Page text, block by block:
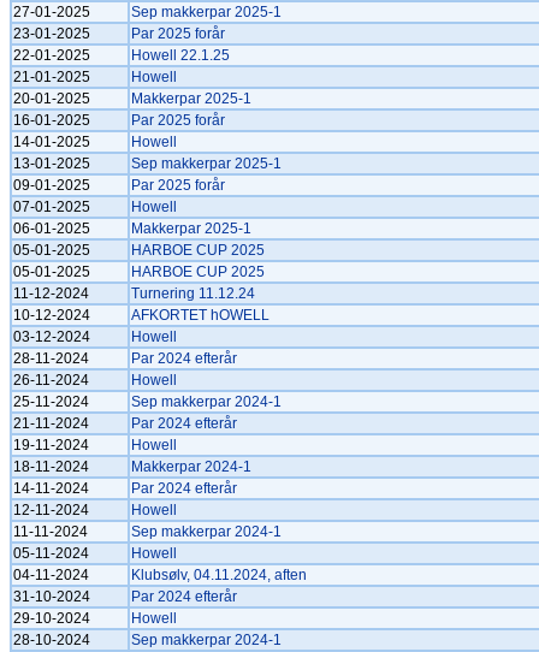
27-01-2025
Sep makkerpar 2025-1
23-01-2025
Par 2025 forår
22-01-2025
Howell 22.1.25
21-01-2025
Howell
20-01-2025
Makkerpar 2025-1
16-01-2025
Par 2025 forår
14-01-2025
Howell
13-01-2025
Sep makkerpar 2025-1
09-01-2025
Par 2025 forår
07-01-2025
Howell
06-01-2025
Makkerpar 2025-1
05-01-2025
HARBOE CUP 2025
05-01-2025
HARBOE CUP 2025
11-12-2024
Turnering 11.12.24
10-12-2024
AFKORTET hOWELL
03-12-2024
Howell
28-11-2024
Par 2024 efterår
26-11-2024
Howell
25-11-2024
Sep makkerpar 2024-1
21-11-2024
Par 2024 efterår
19-11-2024
Howell
18-11-2024
Makkerpar 2024-1
14-11-2024
Par 2024 efterår
12-11-2024
Howell
11-11-2024
Sep makkerpar 2024-1
05-11-2024
Howell
04-11-2024
Klubsølv, 04.11.2024, aften
31-10-2024
Par 2024 efterår
29-10-2024
Howell
28-10-2024
Sep makkerpar 2024-1